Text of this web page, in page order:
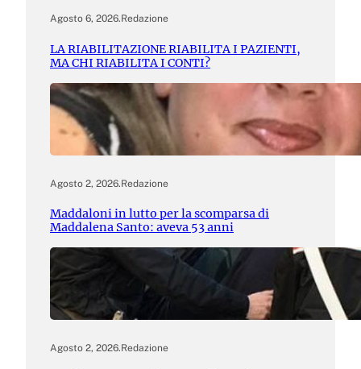
Agosto 6, 2026.Redazione
LA RIABILITAZIONE RIABILITA I PAZIENTI,
MA CHI RIABILITA I CONTI?
Agosto 2, 2026.Redazione
Maddaloni in lutto per la scomparsa di
Maddalena Santo: aveva 53 anni
Agosto 2, 2026.Redazione